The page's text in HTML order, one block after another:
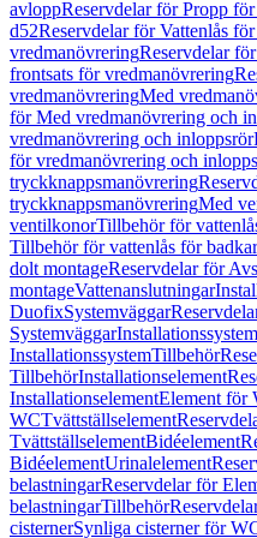
avloppReservdelar för Propp
d52Reservdelar för Vattenlås
vredmanövreringReservdelar
frontsats för vredmanövrering
vredmanövreringMed
för Med vredmanövrering och
vredmanövrering och inloppsrör
för vredmanövrering och
tryckknappsmanövrering
tryckknappsmanövreringMed
ventilkonorTillbehör för
Tillbehör för vattenlås för badkar
dolt montageReservdelar för
montageVattenanslutningar
DuofixSystemväggar
SystemväggarInstallationssystem
InstallationssystemTillbehör
TillbehörInstallationselement
InstallationselementElement för
WCTvättställselement
TvättställselementBidéelement
BidéelementUrinalelement
belastningarReservdelar för
belastningarTillbehör
cisternerSynliga cisterner för